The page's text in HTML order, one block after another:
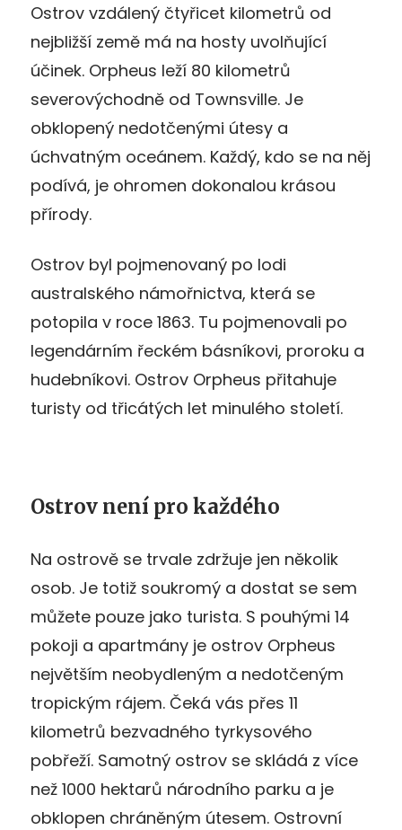
Ostrov vzdálený čtyřicet kilometrů od
nejbližší země má na hosty uvolňující
účinek. Orpheus leží 80 kilometrů
severovýchodně od Townsville. Je
obklopený nedotčenými útesy a
úchvatným oceánem. Každý, kdo se na něj
podívá, je ohromen dokonalou krásou
přírody.
Ostrov byl pojmenovaný po lodi
australského námořnictva, která se
potopila v roce 1863. Tu pojmenovali po
legendárním řeckém básníkovi, proroku a
hudebníkovi. Ostrov Orpheus přitahuje
turisty od třicátých let minulého století.
Ostrov není pro každého
Na ostrově se trvale zdržuje jen několik
osob. Je totiž soukromý a dostat se sem
můžete pouze jako turista. S pouhými 14
pokoji a apartmány je ostrov Orpheus
největším neobydleným a nedotčeným
tropickým rájem. Čeká vás přes 11
kilometrů bezvadného tyrkysového
pobřeží. Samotný ostrov se skládá z více
než 1000 hektarů národního parku a je
obklopen chráněným útesem. Ostrovní